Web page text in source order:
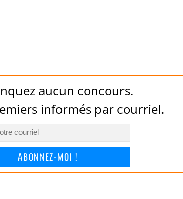
aucun concours.
informés par courriel.
ABONNEZ-MOI !